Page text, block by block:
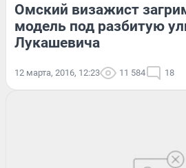
Омский визажист
модель под разбитую
Лукашевича
12 марта, 2016, 12:23 11 584 18